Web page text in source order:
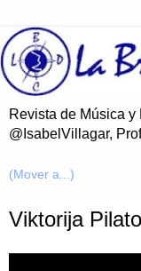
Revista de Música y
@IsabelVillagar,
Viktorija